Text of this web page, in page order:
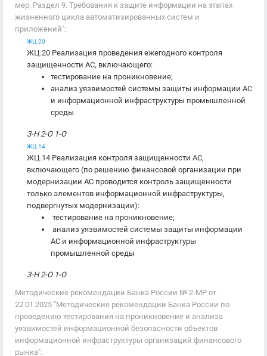
мер. Раздел 9. Требования к защите информации на этапах
жизненного цикла автоматизированных систем и
приложений":
ЖЦ.20
ЖЦ.20 Реализация проведения ежегодного контроля
защищенности АС, включающего:
тестирование на проникновение;
анализ уязвимостей системы защиты информации АС
и информационной инфраструктуры промышленной
среды
3-Н 2-О 1-О
ЖЦ.14
ЖЦ.14 Реализация контроля защищенности АС,
включающего (по решению финансовой организации при
модернизации АС проводится контроль защищенности
только элементов информационной инфраструктуры,
подвергнутых модернизации):
тестирование на проникновение;
анализ уязвимостей системы защиты информации
АС и информационной инфраструктуры
промышленной среды
3-Н 2-О 1-О
Методические рекомендации Банка России № 2-МР от
22.01.2025 "Методические рекомендации Банка России по
проведению тестирования на проникновение и анализа
уязвимостей информационной безопасности объектов
информационной инфраструктуры организаций финансового
рынка":